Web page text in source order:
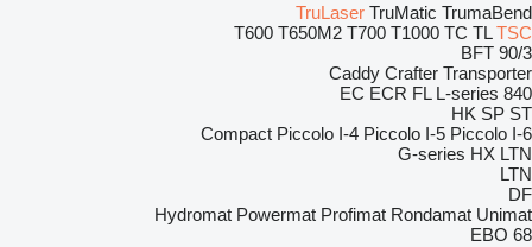
TruLaser TruMatic TrumaBend
T600 T650M2 T700 T1000 TC TL TSC
BFT 90/3
Caddy Crafter Transporter
840
EC ECR FL L-series
HK SP ST
Compact Piccolo I-4 Piccolo I-5 Piccolo I-6
G-series HX LTN
LTN
DF
Hydromat Powermat Profimat Rondamat Unimat
EBO 68